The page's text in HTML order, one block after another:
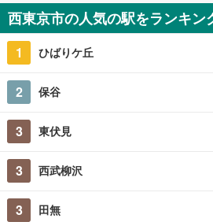
西東京市の人気の駅をランキン
1 ひばりケ丘
2 保谷
3 東伏見
3 西武柳沢
3 田無